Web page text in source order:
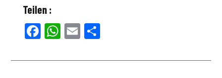
Teilen :
Facebook
WhatsApp
Email